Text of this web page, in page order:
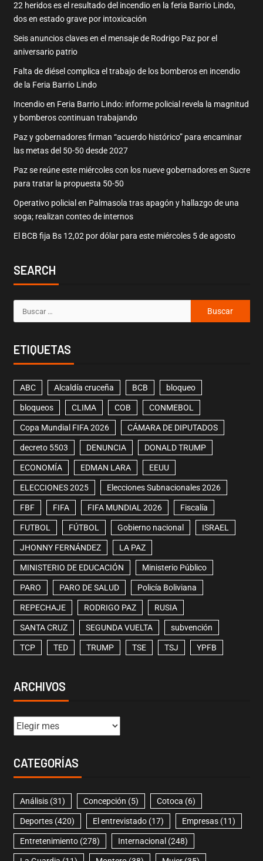
22 heridos es el resultado del incendio en la feria Barrio Lindo,
dos en estado grave por intoxicación
Seis anuncios claves en el mensaje de Rodrigo Paz por el
aniversario patrio
Falta de diésel complica el trabajo de los bomberos en incendio
de la Feria Barrio Lindo
Incendio en Feria Barrio Lindo: informe policial revela la magnitud
y bomberos continuan trabajando
Paz y gobernadores firman “acuerdo histórico” para encaminar
las metas del 50-50 desde 2027
Paz se reúne este miércoles con los nueve gobernadores en Sucre
para tratar la propuesta 50-50
Operativo policial en Palmasola tras apagón y hallazgo de una
soga; realizan conteo de internos
El BCB fija Bs 12,02 por dólar para este miércoles 5 de agosto
SEARCH
ETIQUETAS
ABC Alcaldía cruceña BCB bloqueo
bloqueos CLIMA COB CONMEBOL
Copa Mundial FIFA 2026 CÁMARA DE DIPUTADOS
decreto 5503 DENUNCIA DONALD TRUMP
ECONOMÍA EDMAN LARA EEUU
ELECCIONES 2025 Elecciones Subnacionales 2026
FBF FIFA FIFA MUNDIAL 2026 Fiscalía
FUTBOL FÚTBOL Gobierno nacional ISRAEL
JHONNY FERNÁNDEZ LA PAZ
MINISTERIO DE EDUCACIÓN Ministerio Público
PARO PARO DE SALUD Policía Boliviana
REPECHAJE RODRIGO PAZ RUSIA
SANTA CRUZ SEGUNDA VUELTA subvención
TCP TED TRUMP TSE TSJ YPFB
ARCHIVOS
CATEGORÍAS
Análisis(31) Concepción (5) Cotoca (6)
Deportes(420) El entrevistado(17) Empresas(11)
Entretenimiento(278) Internacional (248)